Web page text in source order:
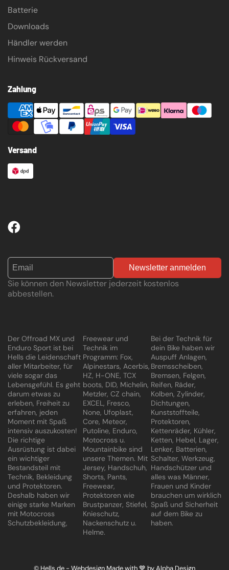
Batterie
Downloads
Händler werden
Hinweis Rückversand
Zahlung
Versand
Newsletter anmelden
Sie können den Newsletter jederzeit kostenlos
abbestellen.
Der Offroad MX und
Enduro Sport ist bei
Hells die Leidenschaft
aller Mitarbeiter, für
viele sogar das
Lebensgefühl. Es geht
darum etwas zu
erleben, Freiheit zu
erfahren, jeden
Moment mit Spaß
intensiv auszukosten!
Die richtige
Ausrüstung ist dabei
ein wichtiger
Bestandsteil mit
Technik, Bekleidung
und Protektoren.
Deshalb haben wir
einige starke Marken
mit Motocross
Schutzbekleidung,
Freewear und
Technik im
Programm: Fox,
Alpinestars, Acerbis,
HZ, H-ONE, TCX
boots, DID, Michelin,
Metzler, CZ chain,
EXCEL, Fresco,
None, Ufoplast,
Core, Meteor,
Putoline, Enduro,
Motocross u.
Mountainbike sind
unsere Themen. Mit
Jersey, Handschuh,
Shorts, Pants,
Freewear,
Protektoren wie
Brustpanzer, Stiefel,
Knieschutz,
Nackenschutz u.
Helme.
Bei der Technik für
dein Bike haben wir
Auspuff Anlagen,
Bremsscheiben,
Bremsen, Felgen,
Reifen, Räder,
Kolben, Zylinder,
Dichtungen,
Kunststoffteile,
Protektoren,
Kettenräder, Kühler,
Ketten, Hebel, Lager,
Lenker, Batterien,
Schalter, Werkzeug,
Handschützer und
alles was Männer,
Frauen und Kinder
brauchen um wirklich
Spaß und Sicherheit
auf dem Bike zu
haben.